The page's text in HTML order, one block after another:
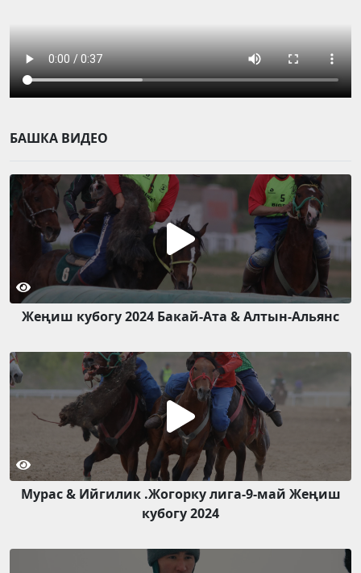
БАШКА ВИДЕО
Жеңиш кубогу 2024 Бакай-Ата & Алтын-Альянс
Мурас & Ийгилик .Жогорку лига-9-май Жеңиш
кубогу 2024